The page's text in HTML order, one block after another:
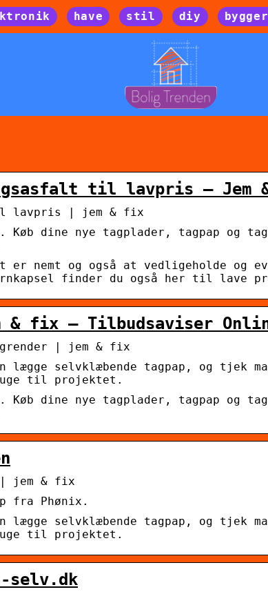
have stil diy
til lavpris – Jem
til lavpris | jem & fix
dine nye tagplader, tagpap og
nemt og også at vedligeholde og
finder du også her til lave
& fix – Tilbudsaviser
| jem & fix
selvklæbende tagpap, og tjek
til projektet.
dine nye tagplader, tagpap og
| jem & fix
fra Phønix.
selvklæbende tagpap, og tjek
til projektet.
selv.dk